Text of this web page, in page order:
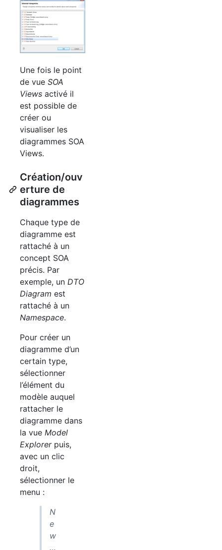
Une fois le point
de vue SOA
Views activé il
est possible de
créer ou
visualiser les
diagrammes SOA
Views.
Création/ouv
erture de
diagrammes
Chaque type de
diagramme est
rattaché à un
concept SOA
précis. Par
exemple, un DTO
Diagram est
rattaché à un
Namespace.
Pour créer un
diagramme d’un
certain type,
sélectionner
l’élément du
modèle auquel
rattacher le
diagramme dans
la vue Model
Explorerpuis,
avec un clic
droit,
sélectionner le
menu :
N
e
w
…